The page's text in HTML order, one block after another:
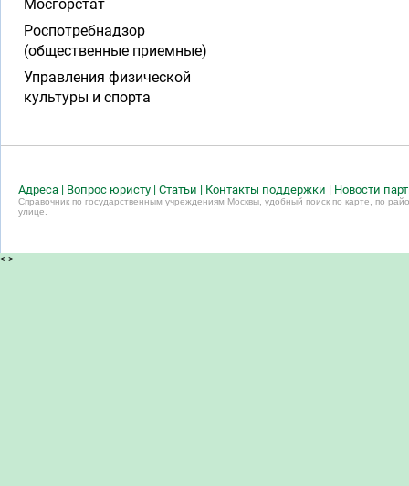
Мосгорстат
Роспотребнадзор
(общественные приемные)
Управления физической
культуры и спорта
Адреса | Вопрос юристу | Статьи | Контакты поддержки | Новости
Справочник по государственным учреждениям Москвы, удобный поиск по карте, по
улице.
< >